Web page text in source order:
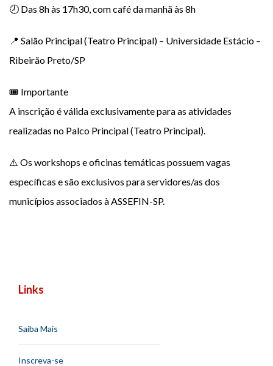
🕗 Das 8h às 17h30, com café da manhã às 8h
📍 Salão Principal (Teatro Principal) – Universidade Estácio –
Ribeirão Preto/SP
🎟️ Importante
A inscrição é válida exclusivamente para as atividades
realizadas no Palco Principal (Teatro Principal).
⚠️ Os workshops e oficinas temáticas possuem vagas
específicas e são exclusivos para servidores/as dos
municípios associados à ASSEFIN-SP.
Links
Saiba Mais
Inscreva-se